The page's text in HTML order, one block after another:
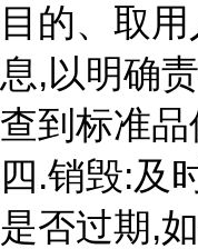
目的、取
息,以明确
查到标准品
四.销毁:及
是否过期,